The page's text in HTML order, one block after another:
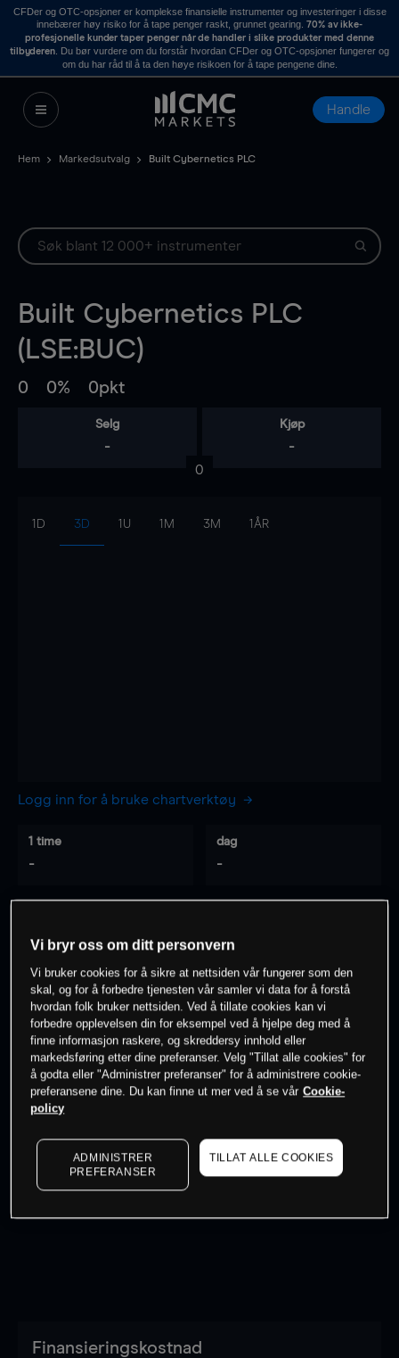
CFDer og OTC-opsjoner er komplekse finansielle instrumenter og investeringer i disse
innebærer høy risiko for å tape penger raskt, grunnet gearing. 70% av ikke-
profesjonelle kunder taper penger når de handler i slike produkter med denne
tilbyderen . Du bør vurdere om du forstår hvordan CFDer og OTC-opsjoner fungerer og
om du har råd til å ta den høye risikoen for å tape pengene dine.
Handle
Hem Markedsutvalg Built Cybernetics PLC
Built Cybernetics PLC
(LSE:BUC)
0 0% 0pkt
Selg
-
Kjøp
-
0
1D 3D 1U 1M 3M 1ÅR
Logg inn for å bruke chartverktøy
1 time
-
dag
-
- -
0% av kunder erpå dette instrumentet
Søk om konto
Kursene er veiledende.Log in
Finansieringskostnad
Vi bryr oss om ditt personvern
Vi bruker cookies for å sikre at nettsiden vår fungerer som den
skal, og for å forbedre tjenesten vår samler vi data for å forstå
hvordan folk bruker nettsiden. Ved å tillate cookies kan vi
forbedre opplevelsen din for eksempel ved å hjelpe deg med å
finne informasjon raskere, og skreddersy innhold eller
markedsføring etter dine preferanser. Velg "Tillat alle cookies" for
å godta eller "Administrer preferanser" for å administrere cookie-
preferansene dine. Du kan finne ut mer ved å se vår Cookie-
policy
ADMINISTRER
PREFERANSER
TILLAT ALLE COOKIES